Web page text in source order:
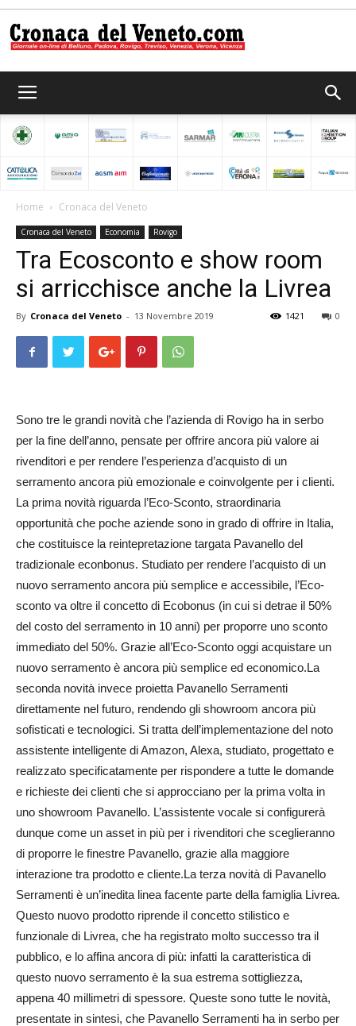
del
Veneto
Home Cronaca del Veneto
Cronaca del Veneto Economia Rovigo
Tra Ecosconto e show room
si arricchisce anche la Livrea
By Cronaca del Veneto - 13 Novembre 2019 0
1421
Sono tre le grandi novità che l’azienda di Rovigo ha in serbo
per la fine dell’anno, pensate per offrire ancora più valore ai
rivenditori e per rendere l’esperienza d’acquisto di un
serramento ancora più emozionale e coinvolgente per i clienti.
La prima novità riguarda l’Eco-Sconto, straordinaria
opportunità che poche aziende sono in grado di offrire in Italia,
che costituisce la reintepretazione targata Pavanello del
tradizionale econbonus. Studiato per rendere l’acquisto di un
nuovo serramento ancora più semplice e accessibile, l’Eco-
sconto va oltre il concetto di Ecobonus (in cui si detrae il 50%
del costo del serramento in 10 anni) per proporre uno sconto
immediato del 50%. Grazie all’Eco-Sconto oggi acquistare un
nuovo serramento è ancora più semplice ed economico.La
seconda novità invece proietta Pavanello Serramenti
direttamente nel futuro, rendendo gli showroom ancora più
sofisticati e tecnologici. Si tratta dell’implementazione del noto
assistente intelligente di Amazon, Alexa, studiato, progettato e
realizzato specificatamente per rispondere a tutte le domande
e richieste dei clienti che si approcciano per la prima volta in
uno showroom Pavanello. L’assistente vocale si configurerà
dunque come un asset in più per i rivenditori che sceglieranno
di proporre le finestre Pavanello, grazie alla maggiore
interazione tra prodotto e cliente.La terza novità di Pavanello
Serramenti è un’inedita linea facente parte della famiglia Livrea.
Questo nuovo prodotto riprende il concetto stilistico e
funzionale di Livrea, che ha registrato molto successo tra il
pubblico, e lo affina ancora di più: infatti la caratteristica di
questo nuovo serramento è la sua estrema sottigliezza,
appena 40 millimetri di spessore. Queste sono tutte le novità,
presentate in sintesi, che Pavanello Serramenti ha in serbo per